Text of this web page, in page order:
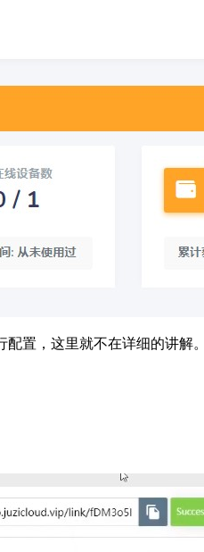
配置，这里就不在详细的讲解